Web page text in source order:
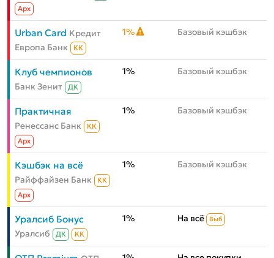
Aрх
Urban Card Кредит
Европа Банк
КК
1% Базовый кэшбэк
Клуб чемпионов
Банк Зенит ДК
1% Базовый кэшбэк
Практичная
Ренессанс Банк
КК
Aрх
1% Базовый кэшбэк
Кэшбэк на всё
Райффайзен Банк
КК
Aрх
1% Базовый кэшбэк
Уралсиб Бонус
Уралсиб ДК КК
1% На всё Выб